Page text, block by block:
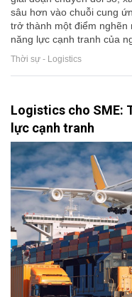
sâu hơn vào chuỗi cung
trở thành một điểm
năng lực cạnh tranh của
Thời sự - Logistics
Logistics cho SME:
lực cạnh tranh